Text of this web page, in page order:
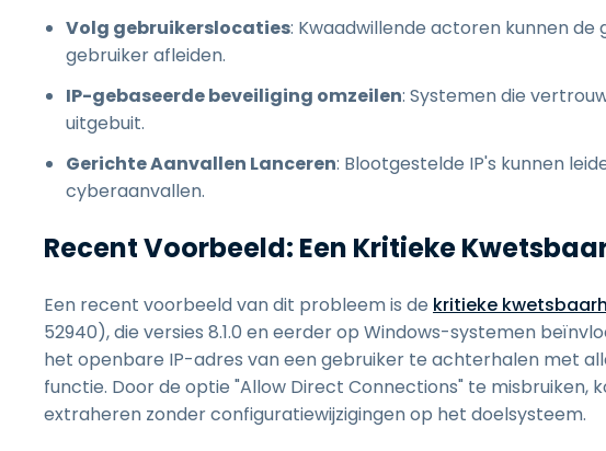
Volg gebruikerslocaties: Kwaadwillende actoren kunnen
gebruiker afleiden.
IP-gebaseerde beveiliging omzeilen: Systemen die
uitgebuit.
Gerichte Aanvallen Lanceren: Blootgestelde IP's kunnen
cyberaanvallen.
Recent Voorbeeld: Een Kritieke
Een recent voorbeeld van dit probleem is de kritieke
52940), die versies 8.1.0 en eerder op Windows-systemen
het openbare IP-adres van een gebruiker te achterhalen met
functie. Door de optie "Allow Direct Connections" te misbruiken,
extraheren zonder configuratiewijzigingen op het doelsysteem.